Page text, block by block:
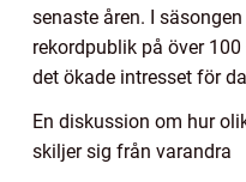
senaste åren. I
rekordpublik på över
det ökade intresset för
En diskussion om hur
skiljer sig från varandra